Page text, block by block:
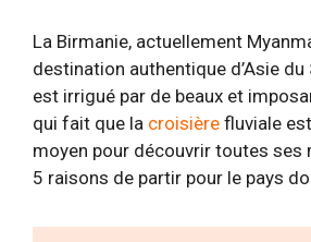
La Birmanie, actuellement
destination authentique d’Asie du
est irrigué par de beaux et
qui fait que la croisière fluviale
moyen pour découvrir toutes ses
5 raisons de partir pour le pays